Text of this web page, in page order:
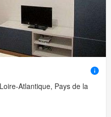
Atlantique, Pays de la